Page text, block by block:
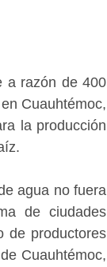
a razón de 400
Cuauhtémoc,
la producción
agua no fuera
de ciudades
de productores
Cuauhtémoc,